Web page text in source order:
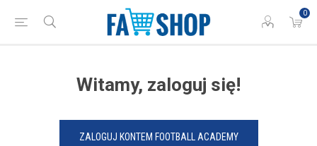
0
Witamy, zaloguj się!
ZALOGUJ KONTEM FOOTBALL ACADEMY